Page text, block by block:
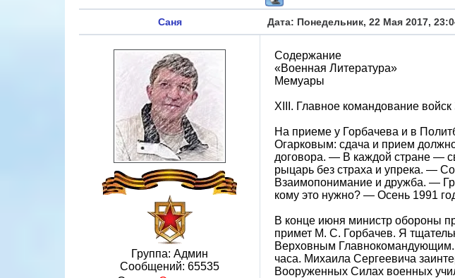
Саня Дата: Понедельник, 22 Мая 2017,
Группа: Админ
Сообщений: 65535
Содержание
«Военная Литература»
Мемуары
XIII. Главное командование
На приеме у Горбачева и в
Огарковым: сдача и прием
договора. — В каждой стране —
рыцарь без страха и упрека. —
Взаимопонимание и дружба. —
кому это нужно? — Осень 1991
В конце июня министр обороны
примет М. С. Горбачев. Я
Верховным Главнокомандующим.
часа. Михаила Сергеевича
Вооруженных Силах военных